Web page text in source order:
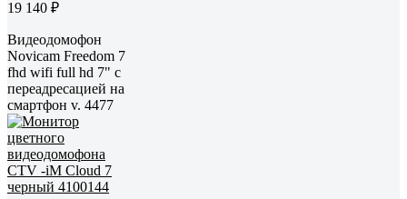
19 140 ₽
Видеодомофон
Novicam Freedom 7
fhd wifi full hd 7" c
переадресацией на
смартфон v. 4477